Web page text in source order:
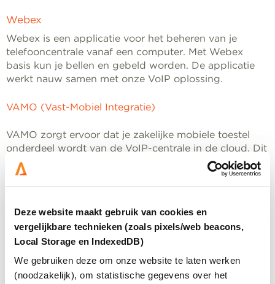
Deze website maakt gebruik van cookies en
vergelijkbare technieken (zoals pixels/web beacons,
Local Storage en IndexedDB)
We gebruiken deze om onze website te laten werken
(noodzakelijk), om statistische gegevens over het
Webex
Webex is een applicatie voor het beheren van je
telefooncentrale vanaf een computer. Met Webex
basis kun je bellen en gebeld worden. De applicatie
werkt nauw samen met onze VoIP oplossing.
VAMO (Vast-Mobiel Integratie)
VAMO zorgt ervoor dat je zakelijke mobiele toestel
onderdeel wordt van de VoIP-centrale in de cloud. Dit
biedt verschillende voordelen zoals het automatisch
afhandelen van elk gesprek via de telefooncentrale,
bereikbaar zijn op één telefoonnummer, en eenvoudig
mobiel.